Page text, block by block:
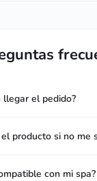
llegar el pedido?
producto si no me
con mi spa?